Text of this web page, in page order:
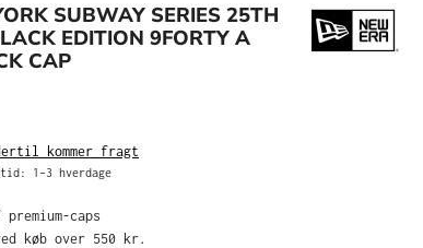
SUBWAY SERIES 25TH
EDITION 9FORTY A
CAP
kommer fragt
1–3 hverdage
caps
køb over 550 kr.